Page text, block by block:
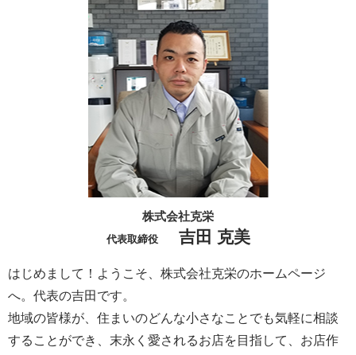
株式会社克栄
代表取締役 吉田 克美
はじめまして！ようこそ、株式会社克栄のホームページ
へ。代表の吉田です。
地域の皆様が、住まいのどんな小さなことでも気軽に相談
することができ、末永く愛されるお店を目指して、お店作